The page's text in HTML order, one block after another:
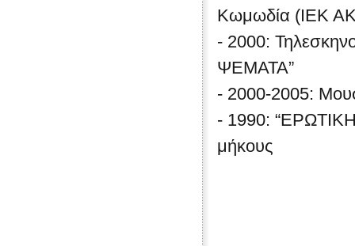
Κωμωδία (ΙΕΚ
- 2000:
ΨΕΜΑΤΑ”
- 2000-2005:
- 1990: “ΕΡΩΤΙΚΗ
μήκους